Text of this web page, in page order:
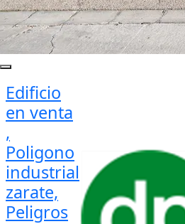
Edificio
en venta
,
Poligono
industrial
zarate,
Peligros